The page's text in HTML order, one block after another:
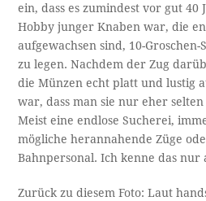
ein, dass es zumindest vor gut 40
Hobby junger Knaben war, die
aufgewachsen sind, 10-
zu legen. Nachdem der Zug
die Münzen echt platt und lustig
war, dass man sie nur eher
Meist eine endlose Sucherei,
mögliche herannahende Züge
Bahnpersonal. Ich kenne das
Zurück zu diesem Foto: Laut